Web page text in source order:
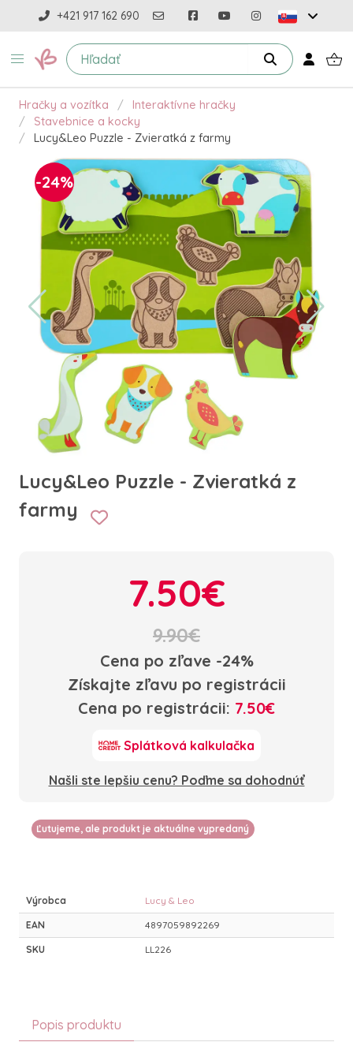
+421 917 162 690
Hračky a vozítka
Interaktívne hračky
Stavebnice a kocky
Lucy&Leo Puzzle - Zvieratká z farmy
-24%
Lucy&Leo Puzzle - Zvieratká z
farmy
7.50€
9.90€
Cena po zľave -24%
Získajte zľavu po registrácii
Cena po registrácii: 7.50€
Splátková kalkulačka
Našli ste lepšiu cenu? Poďme sa dohodnúť
Ľutujeme, ale produkt je aktuálne vypredaný
Výrobca Lucy & Leo
EAN 4897059892269
SKU LL226
Popis produktu